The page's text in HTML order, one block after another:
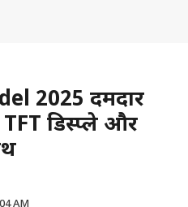
2025 दमदार
TFT डिस्प्ले और
AM